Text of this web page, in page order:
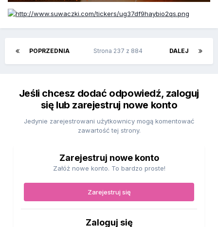
POPRZEDNIA DALEJ
Strona 237 z 884
Jeśli chcesz dodać odpowiedź, zaloguj
się lub zarejestruj nowe konto
Jedynie zarejestrowani użytkownicy mogą komentować
zawartość tej strony.
Zarejestruj nowe konto
Załóż nowe konto. To bardzo proste!
Zarejestruj się
Zaloguj się